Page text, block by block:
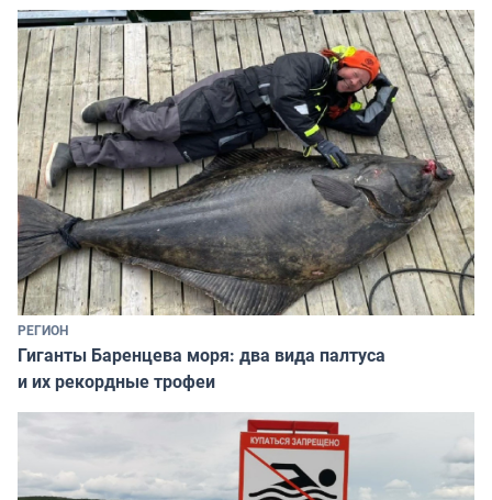
РЕГИОН
Гиганты Баренцева моря: два вида палтуса
и их рекордные трофеи